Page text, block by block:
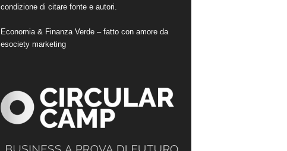
condizione di citare fonte e autori.
Economia & Finanza Verde – fatto con amore da
esociety marketing